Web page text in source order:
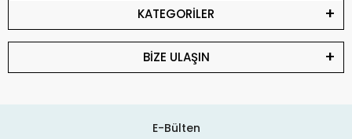
KATEGORİLER
BİZE ULAŞIN
E-Bülten